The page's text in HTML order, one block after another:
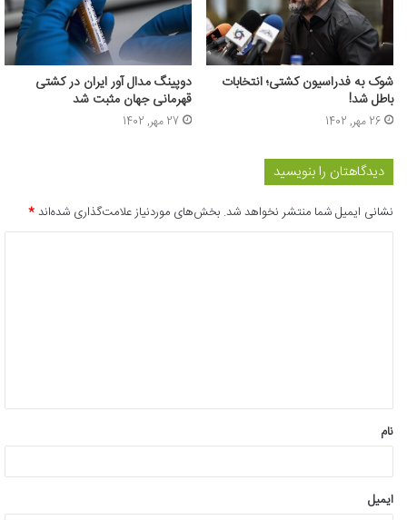
شوک به فدراسیون کشتی؛ انتخابات
باطل شد!
26 مهر, 1402
دوپینگ مدال آور ایران در کشتی
قهرمانی جهان مثبت شد
27 مهر, 1402
دیدگاهتان را بنویسید
نشانی ایمیل شما منتشر نخواهد شد. بخش‌های موردنیاز علامت‌گذاری شده‌اند*
*
نام
ایمیل